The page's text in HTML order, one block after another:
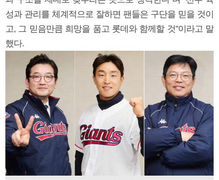
성과 관리를 체계적으로 잘하면 팬들은 구단을 믿을 것이
고, 그 믿음만큼 희망을 품고 롯데와 함께할 것”이라고 말
했다.